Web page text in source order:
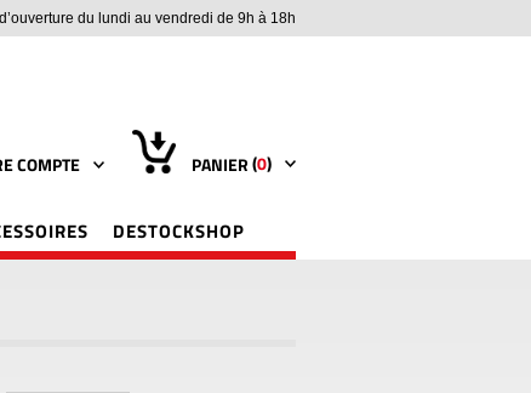
du lundi au vendredi de 9h à 18h
COMPTE PANIER(0)
DESTOCKSHOP